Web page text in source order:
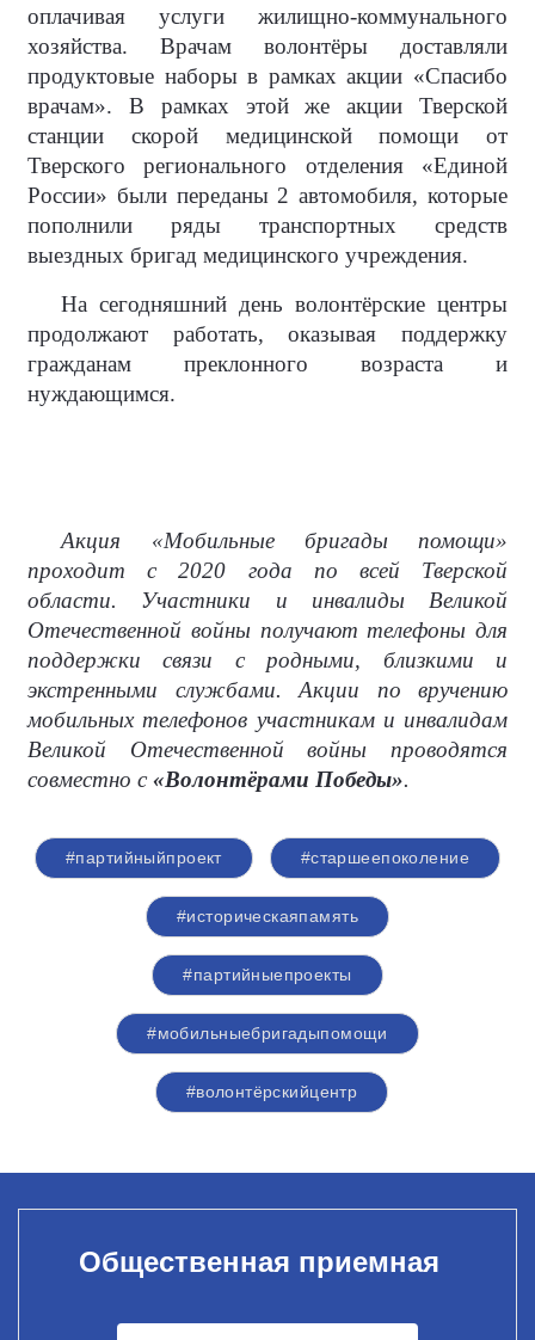
оплачивая услуги жилищно-коммунального
хозяйства. Врачам волонтёры доставляли
продуктовые наборы в рамках акции «Спасибо
врачам». В рамках этой же акции Тверской
станции скорой медицинской помощи от
Тверского регионального отделения «Единой
России» были переданы 2 автомобиля, которые
пополнили ряды транспортных средств
выездных бригад медицинского учреждения.
На сегодняшний день волонтёрские центры
продолжают работать, оказывая поддержку
гражданам преклонного возраста и
нуждающимся.
Акция «Мобильные бригады помощи»
проходит с 2020 года по всей Тверской
области. Участники и инвалиды Великой
Отечественной войны получают телефоны для
поддержки связи с родными, близкими и
экстренными службами. Акции по вручению
мобильных телефонов участникам и инвалидам
Великой Отечественной войны проводятся
совместно с «Волонтёрами Победы».
#партийныйпроект #старшеепоколение
#историческаяпамять
#партийныепроекты
#мобильныебригадыпомощи
#волонтёрскийцентр
Общественная приемная